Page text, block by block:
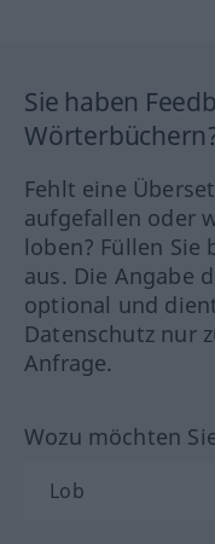
Sie haben
Fehlt eine
aufgefallen oder
loben? Füllen Sie
aus. Die Angabe
optional und
Datenschutz nur
Anfrage.
Wozu möchten